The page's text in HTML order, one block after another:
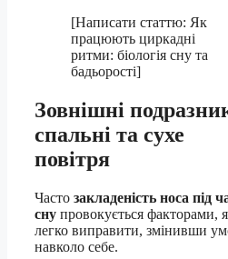
[Написати статтю: Як
працюють циркадні
ритми: біологія сну та
бадьорості]
Зовнішні
спальні та сухе
повітря
Часто закладеність носа під
сну провокується факторами,
легко виправити, змінивши
навколо себе.